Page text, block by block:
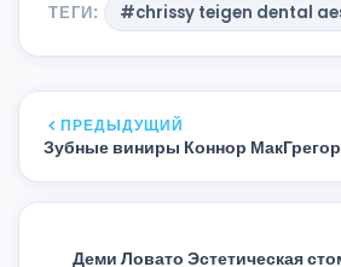
ТЕГИ: #chrissy teigen dental
ПРЕДЫДУЩИЙ
Зубные виниры Коннор МакГрегор
Деми Ловато Эстетическая